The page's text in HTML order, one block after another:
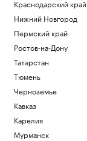
Краснодарский край
Нижний Новгород
Пермский край
Ростов-на-Дону
Татарстан
Тюмень
Черноземье
Кавказ
Карелия
Мурманск